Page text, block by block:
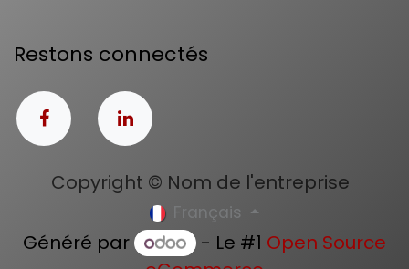
Restons connectés
Copyright © Nom de l'entreprise
Français
Généré par - Le #1 Open Source